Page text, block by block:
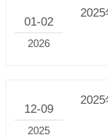
01-02
2026
12-09
2025